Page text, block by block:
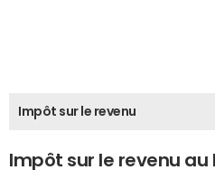
Impôt sur le revenu
Impôt sur le revenu au